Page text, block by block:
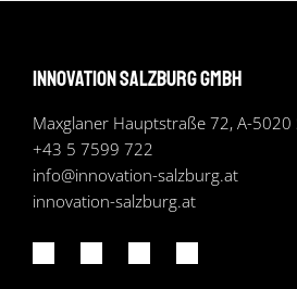
Innovation Salzburg GmbH
Maxglaner Hauptstraße 72, A-5020
+43 5 7599 722
info@innovation-salzburg.at
innovation-salzburg.at